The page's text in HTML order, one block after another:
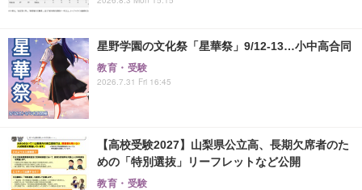
星野学園の文化祭「星華祭」9/12-13…小中高合同
教育・受験
2026.7.31 Fri 16:45
【高校受験2027】山梨県公立高、長期欠席者のた
めの「特別選抜」リーフレットなど公開
教育・受験